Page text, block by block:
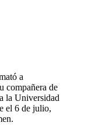
a
compañera de
la Universidad
el 6 de julio,